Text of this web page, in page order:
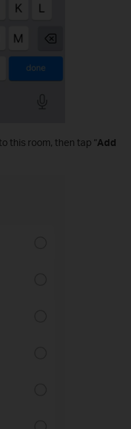
this room, then tap “Add